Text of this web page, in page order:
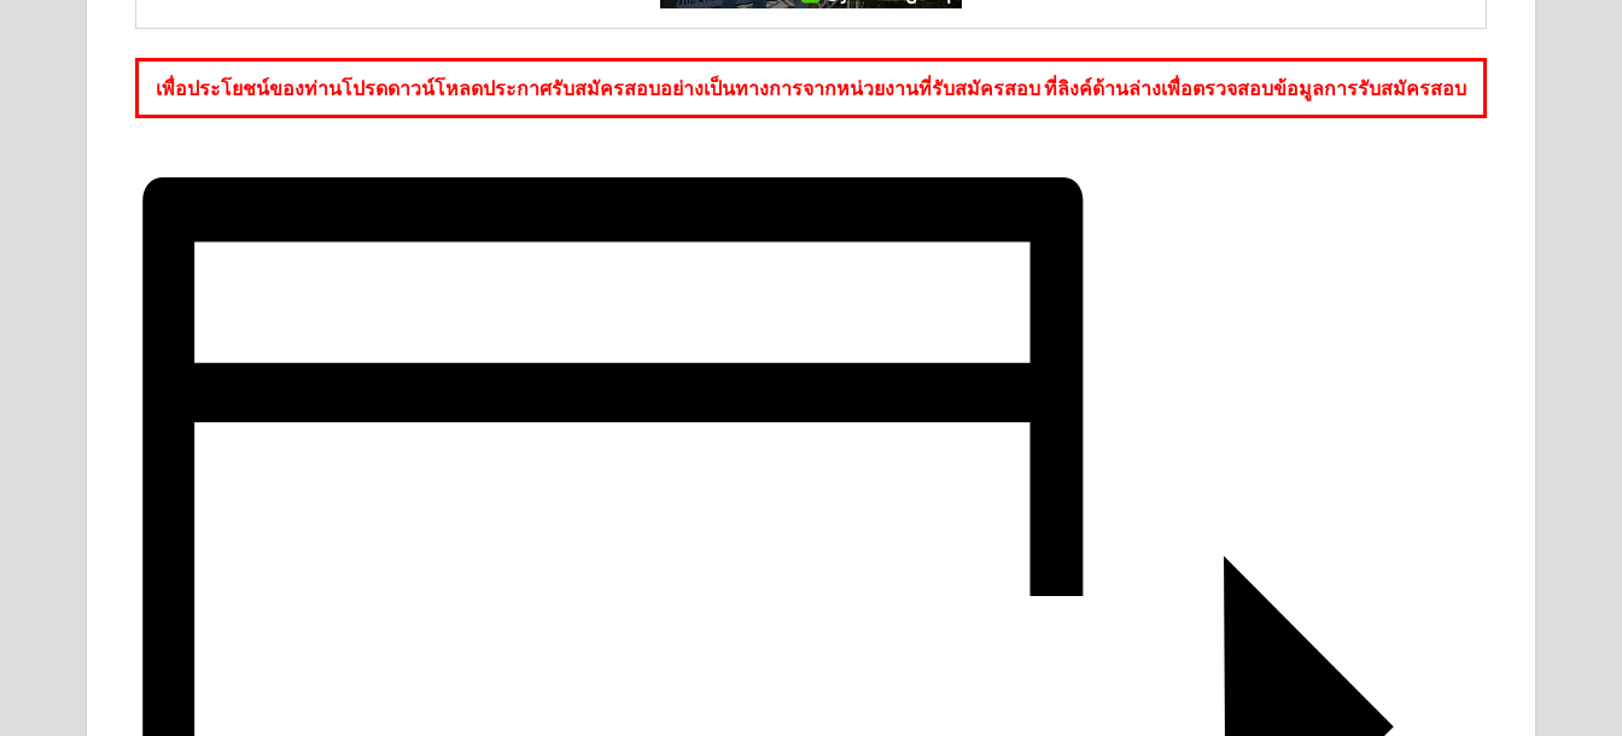
เพื่อประโยชน์ของท่านโปรดดาวน์โหลดประกาศรับสมัครสอบอย่างเป็นทางการจากหน่วยงานที่รับสมัครสอบ ที่ลิงค์ด้านล่างเพื่อตรวจสอบข้อมูลการรับสมัครสอบ